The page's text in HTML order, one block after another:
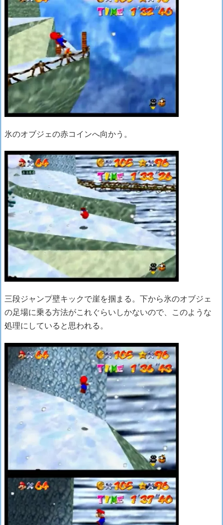
氷のオブジェの赤コインへ向かう。
三段ジャンプ壁キックで崖を掴まる。下から氷のオブジェ
の足場に乗る方法がこれぐらいしかないので、このような
処理にしていると思われる。